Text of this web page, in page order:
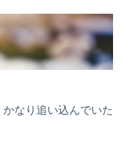
なり追い込んでいた